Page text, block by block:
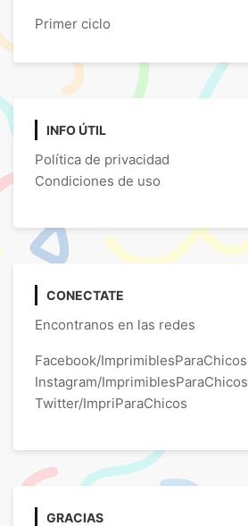
Primer ciclo
INFO ÚTIL
Política de privacidad
Condiciones de uso
CONECTATE
Encontranos en las redes
Facebook/ImprimiblesParaChicos
Instagram/ImprimiblesParaChicos
Twitter/ImpriParaChicos
GRACIAS